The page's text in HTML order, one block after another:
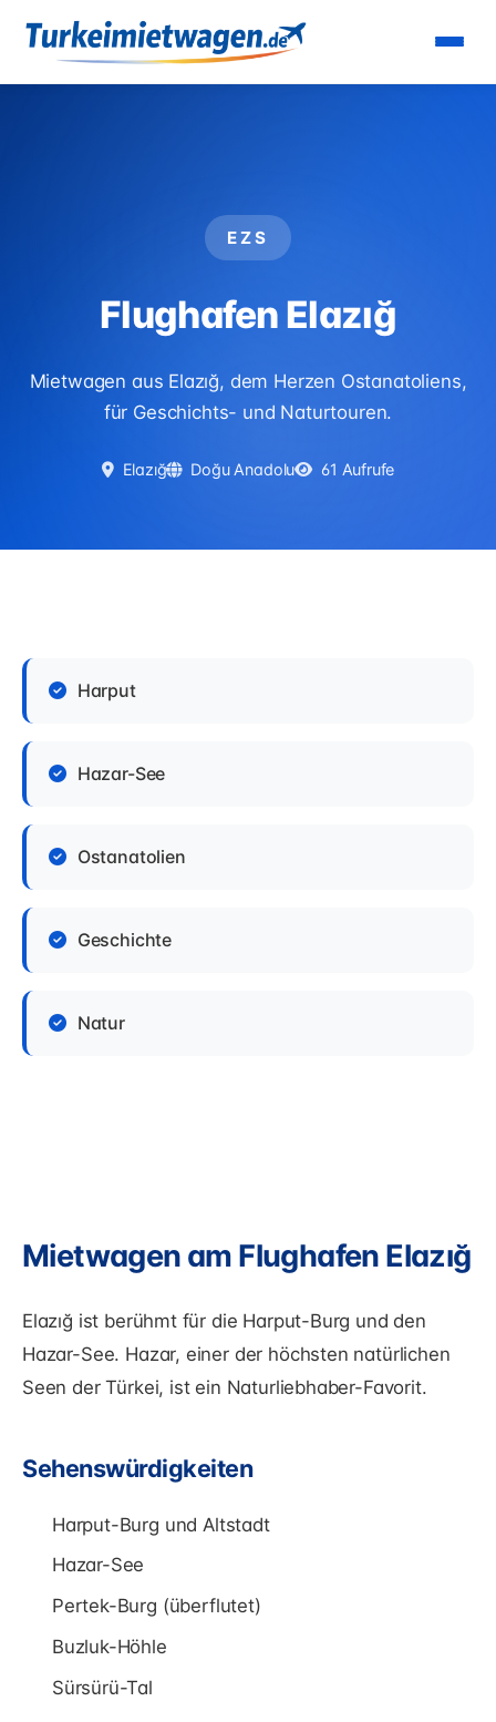
Startseite › Flughäfen › Flughafen Elazığ
EZS
Flughafen Elazığ
Mietwagen aus Elazığ, dem Herzen Ostanatoliens,
für Geschichts- und Naturtouren.
Elazığ Doğu Anadolu 61 Aufrufe
Harput
Hazar-See
Ostanatolien
Geschichte
Natur
Mietwagen am Flughafen Elazığ
Elazığ ist berühmt für die Harput-Burg und den
Hazar-See. Hazar, einer der höchsten natürlichen
Seen der Türkei, ist ein Naturliebhaber-Favorit.
Sehenswürdigkeiten
Harput-Burg und Altstadt
Hazar-See
Pertek-Burg (überflutet)
Buzluk-Höhle
Sürsürü-Tal